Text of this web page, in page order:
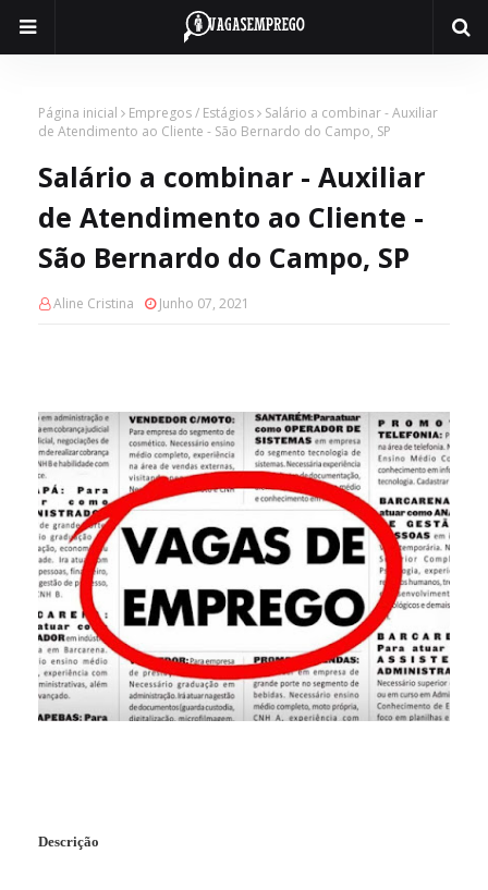
Página inicial Empregos / Estágios
Salário a combinar - Auxiliar
de Atendimento ao Cliente - São Bernardo do Campo, SP
Salário a combinar - Auxiliar
de Atendimento ao Cliente -
São Bernardo do Campo, SP
Aline Cristina Junho 07, 2021
Descrição